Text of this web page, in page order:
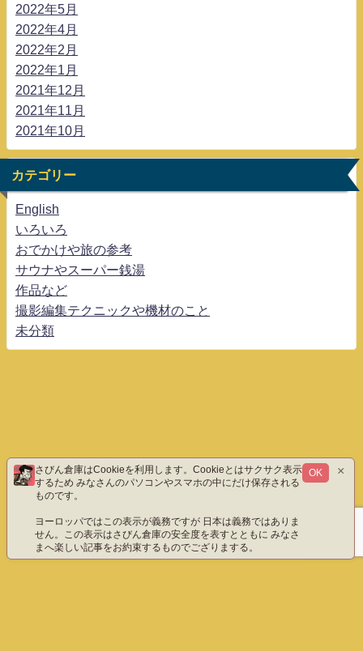
2022年5月
2022年4月
2022年2月
2022年1月
2021年12月
2021年11月
2021年10月
カテゴリー
English
いろいろ
おでかけや旅の参考
サウナやスーパー銭湯
作品など
撮影編集テクニックや機材のこと
未分類
さびん倉庫はCookieを利用します。Cookieとはサクサク表示
するため みなさんのパソコンやスマホの中にだけ保存される
ものです。
ヨーロッパではこの表示が義務ですが 日本は義務ではありま
せん。この表示はさびん倉庫の安全度を表すとともに みなさ
まへ楽しい記事をお約束するものでござりまする。
OK ×